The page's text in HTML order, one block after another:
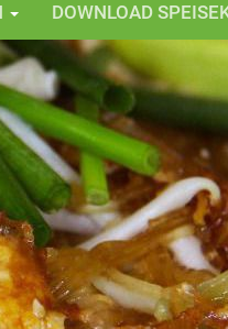
DOWNLOAD